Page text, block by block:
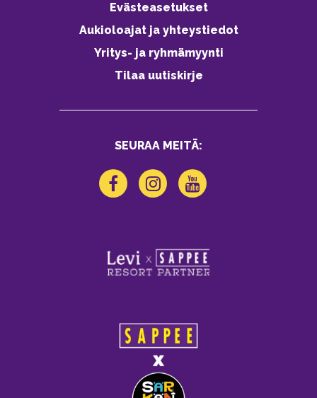
Evästeasetukset
Aukioloajat ja yhteystiedot
Yritys- ja ryhmämyynti
Tilaa uutiskirje
SEURAA MEITÄ: